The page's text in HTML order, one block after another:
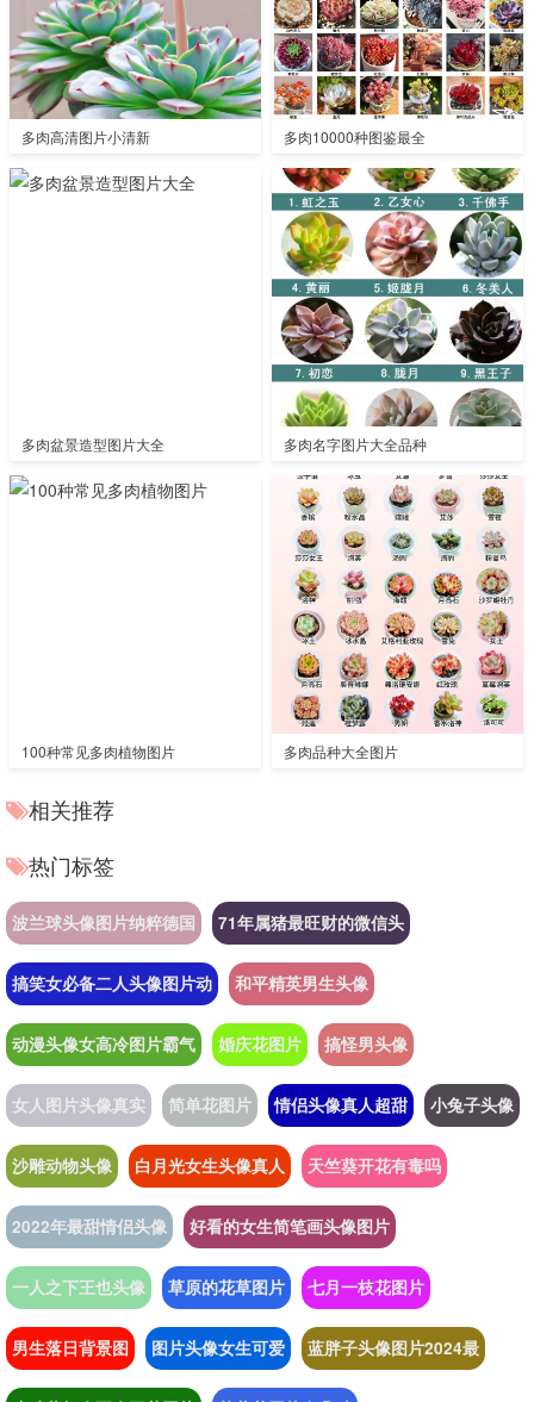
多肉高清图片小清新 多肉10000种图鉴最全
多肉盆景造型图片大全 多肉名字图片大全品种
100种常见多肉植物图片 多肉品种大全图片
相关推荐
热门标签
波兰球头像图片纳粹德国 71年属猪最旺财的微信头
搞笑女必备二人头像图片动 和平精英男生头像
动漫头像女高冷图片霸气 婚庆花图片 搞怪男头像
女人图片头像真实 简单花图片 情侣头像真人超甜 小兔子头像
沙雕动物头像 白月光女生头像真人 天竺葵开花有毒吗
2022年最甜情侣头像 好看的女生简笔画头像图片
一人之下王也头像 草原的花草图片 七月一枝花图片
男生落日背景图 图片头像女生可爱 蓝胖子头像图片2024最